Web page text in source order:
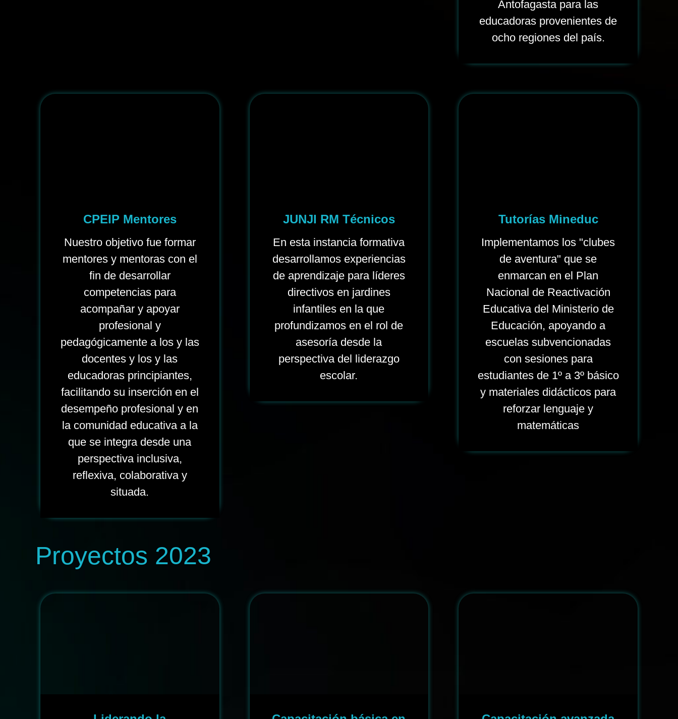
Antofagasta para las
educadoras provenientes de
ocho regiones del país.
CPEIP Mentores
Nuestro objetivo fue formar
mentores y mentoras con el
fin de desarrollar
competencias para
acompañar y apoyar
profesional y
pedagógicamente a los y las
docentes y los y las
educadoras principiantes,
facilitando su inserción en el
desempeño profesional y en
la comunidad educativa a la
que se integra desde una
perspectiva inclusiva,
reflexiva, colaborativa y
situada.
JUNJI RM Técnicos
En esta instancia formativa
desarrollamos experiencias
de aprendizaje para líderes
directivos en jardines
infantiles en la que
profundizamos en el rol de
asesoría desde la
perspectiva del liderazgo
escolar.
Tutorías Mineduc
Implementamos los "clubes
de aventura" que se
enmarcan en el Plan
Nacional de Reactivación
Educativa del Ministerio de
Educación, apoyando a
escuelas subvencionadas
con sesiones para
estudiantes de 1º a 3º básico
y materiales didácticos para
reforzar lenguaje y
matemáticas
Proyectos 2023